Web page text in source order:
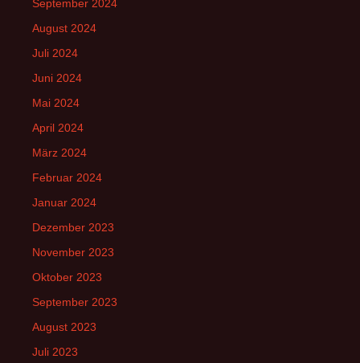
September 2024
August 2024
Juli 2024
Juni 2024
Mai 2024
April 2024
März 2024
Februar 2024
Januar 2024
Dezember 2023
November 2023
Oktober 2023
September 2023
August 2023
Juli 2023